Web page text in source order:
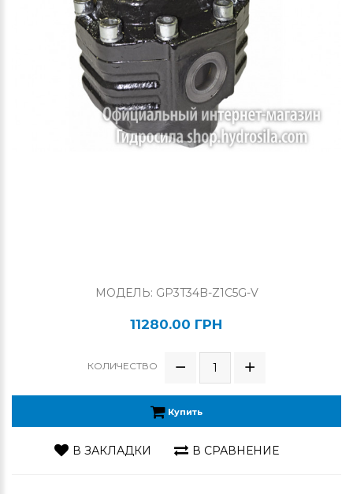
МОДЕЛЬ: GP3T34B-Z1C5G-V
11280.00 ГРН
КОЛИЧЕСТВО
Купить
В ЗАКЛАДКИ В СРАВНЕНИЕ